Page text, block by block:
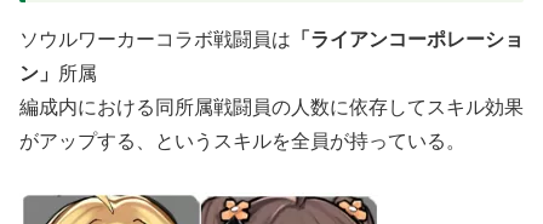
ソウルワーカーコラボ戦闘員は 「ライアンコーポレーショ
ン」 所属
編成内における同所属戦闘員の人数に依存してスキル効果
がアップする、というスキルを全員が持っている。